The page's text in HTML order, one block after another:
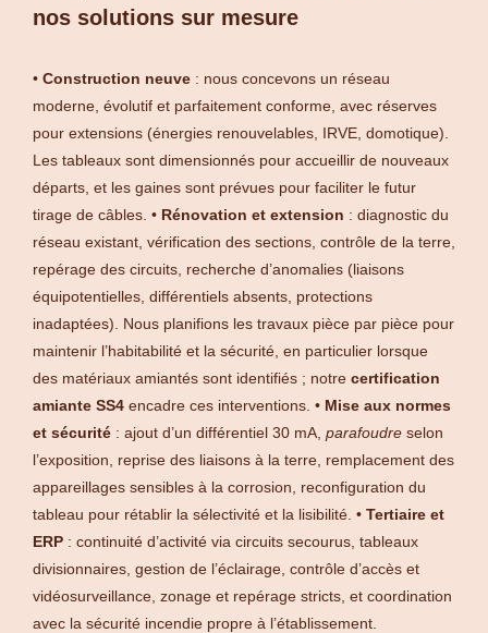
nos solutions sur mesure
• Construction neuve : nous concevons un réseau
moderne, évolutif et parfaitement conforme, avec réserves
pour extensions (énergies renouvelables, IRVE, domotique).
Les tableaux sont dimensionnés pour accueillir de nouveaux
départs, et les gaines sont prévues pour faciliter le futur
tirage de câbles. • Rénovation et extension : diagnostic du
réseau existant, vérification des sections, contrôle de la terre,
repérage des circuits, recherche d’anomalies (liaisons
équipotentielles, différentiels absents, protections
inadaptées). Nous planifions les travaux pièce par pièce pour
maintenir l’habitabilité et la sécurité, en particulier lorsque
des matériaux amiantés sont identifiés ; notre certification
amiante SS4 encadre ces interventions. • Mise aux normes
et sécurité : ajout d’un différentiel 30 mA, parafoudre selon
l’exposition, reprise des liaisons à la terre, remplacement des
appareillages sensibles à la corrosion, reconfiguration du
tableau pour rétablir la sélectivité et la lisibilité. • Tertiaire et
ERP : continuité d’activité via circuits secourus, tableaux
divisionnaires, gestion de l’éclairage, contrôle d’accès et
vidéosurveillance, zonage et repérage stricts, et coordination
avec la sécurité incendie propre à l’établissement.